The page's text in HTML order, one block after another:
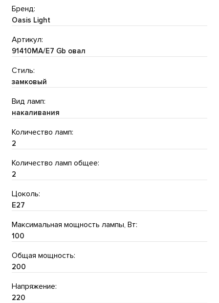
Бренд:
Oasis Light
Артикул:
91410MA/E7 Gb овал
Стиль:
замковый
Вид ламп:
накаливания
Количество ламп:
2
Количество ламп общее:
2
Цоколь:
E27
Максимальная мощность лампы, Вт:
100
Общая мощность:
200
Напряжение:
220